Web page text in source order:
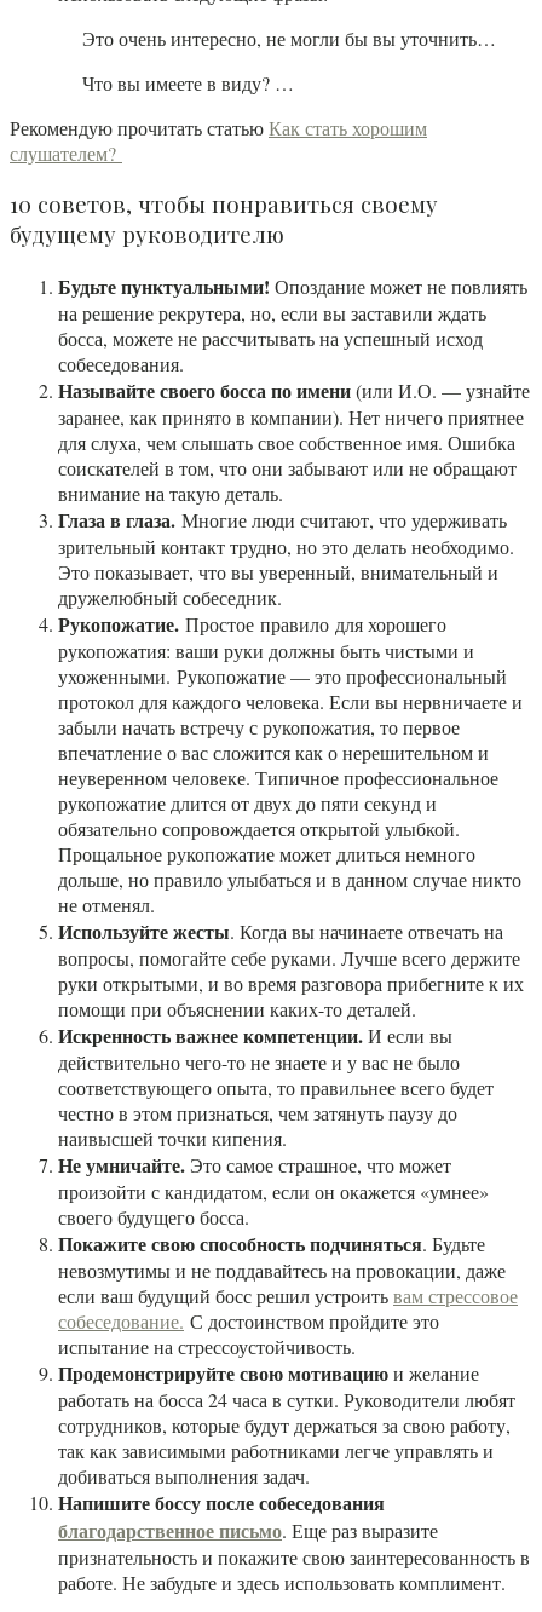
Это очень интересно, не могли бы вы уточнить…
Что вы имеете в виду? …
Рекомендую прочитать статьюКак стать хорошим
слушателем?
10 советов, чтобы понравиться своему
будущему руководителю
Будьте пунктуальными! Опоздание может не повлиять
на решение рекрутера, но, если вы заставили ждать
босса, можете не рассчитывать на успешный исход
собеседования.
Называйте своего босса по имени(или И.О. — узнайте
заранее, как принято в компании). Нет ничего приятнее
для слуха, чем слышать свое собственное имя. Ошибка
соискателей в том, что они забывают или не обращают
внимание на такую деталь.
Глаза в глаза. Многие люди считают, что удерживать
зрительный контакт трудно, но это делать необходимо.
Это показывает, что вы уверенный, внимательный и
дружелюбный собеседник.
Рукопожатие. Простое правило для хорошего
рукопожатия: ваши руки должны быть чистыми и
ухоженными. Рукопожатие — это профессиональный
протокол для каждого человека. Если вы нервничаете и
забыли начать встречу с рукопожатия, то первое
впечатление о вас сложится как о нерешительном и
неуверенном человеке. Типичное профессиональное
рукопожатие длится от двух до пяти секунд и
обязательно сопровождается открытой улыбкой.
Прощальное рукопожатие может длиться немного
дольше, но правило улыбаться и в данном случае никто
не отменял.
Используйте жесты. Когда вы начинаете отвечать на
вопросы, помогайте себе руками. Лучше всего держите
руки открытыми, и во время разговора прибегните к их
помощи при объяснении каких-то деталей.
Искренность важнее компетенции.И если вы
действительно чего-то не знаете и у вас не было
соответствующего опыта, то правильнее всего будет
честно в этом признаться, чем затянуть паузу до
наивысшей точки кипения.
Не умничайте. Это самое страшное, что может
произойти с кандидатом, если он окажется «умнее»
своего будущего босса.
Покажите свою способность подчиняться. Будьте
невозмутимы и не поддавайтесь на провокации, даже
если ваш будущий босс решил устроитьвам стрессовое
собеседование. С достоинством пройдите это
испытание на стрессоустойчивость.
Продемонстрируйте свою мотивациюи желание
работать на босса 24 часа в сутки. Руководители любят
сотрудников, которые будут держаться за свою работу,
так как зависимыми работниками легче управлять и
добиваться выполнения задач.
Напишите боссу после собеседования
благодарственное письмо. Еще раз выразите
признательность и покажите свою заинтересованность в
работе. Не забудьте и здесь использовать комплимент.